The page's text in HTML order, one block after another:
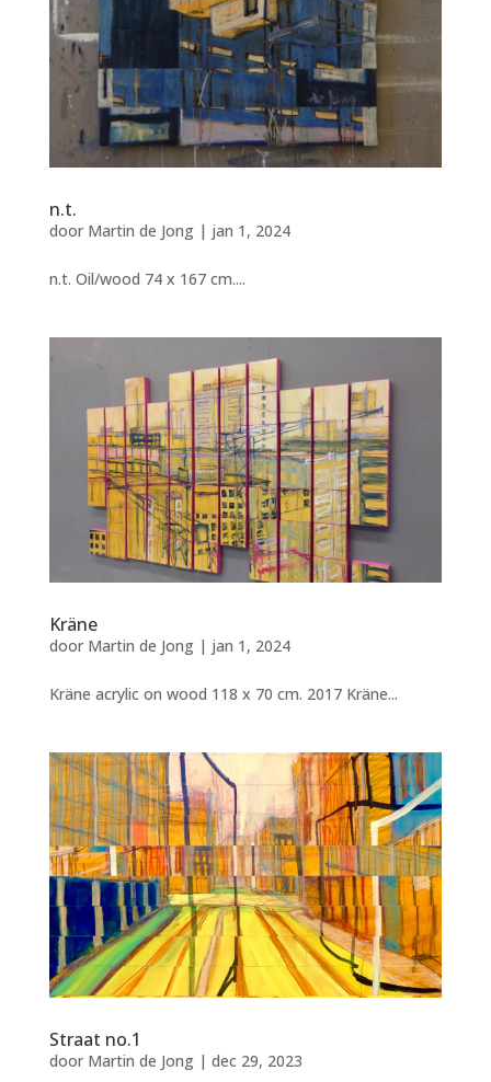
n.t.
door Martin de Jong| jan 1, 2024
n.t. Oil/wood 74 x 167 cm....
Kräne
door Martin de Jong| jan 1, 2024
Kräne acrylic on wood 118 x 70 cm. 2017 Kräne...
Straat no.1
door Martin de Jong| dec 29, 2023